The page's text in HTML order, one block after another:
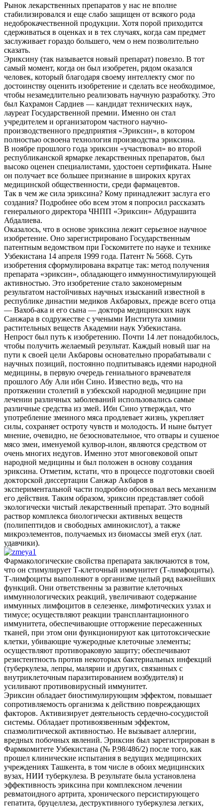
Рынок лекарственных препаратов у нас не вполне
стабилизировался и еще слабо защищен от всякого рода
недоброкачественной продукции. Хотя порой приходится
сдерживаться в оценках и в тех случаях, когда сам предмет
заслуживает гораздо большего, чем о нем позволительно
сказать.
Эриксину (так называется новый препарат) повезло. В тот
самый момент, когда он был изобретен, рядом оказался
человек, который благодаря своему интеллекту смог по
достоинству оценить изобретение и сделать все необходимое,
чтобы незамедлительно реализовать научную разработку. Это
был Кахрамон Сардиев — кандидат технических наук,
лауреат Государственной премии. Именно он стал
учредителем и организатором частного научно-
производственного предприятия «Эриксин», в котором
полностью освоена технология производства эриксина.
В ноябре прошлого года эриксин «участвовал» во второй
республиканской ярмарке лекарственных препаратов, был
высоко оценен специалистами, удостоен сертификата. Ныне
он получает все большее признание в широких кругах
медицинской общественности, среди фармацевтов.
Так в чем же сила эриксина? Кому принадлежит заслуга его
создания? Подробнее обо всем этом я попросил рассказать
генерального директора ЧНПП «Эриксин» Абдурашита
Абдалиева.
Оказалось, что в основе эриксина лежит серьезное научное
изобретение. Оно зарегистрировано Государственным
патентным ведомством при Госкомитете по науке и технике
Узбекистана 14 апреля 1999 года. Патент № 5668. Суть
изобретения сформулирована вкратце так: метод получения
препарата «эриксин», обладающего иммунностимулирующей
активностью. Это изобретение стало закономерным
результатом настойчивых научных изысканий известной в
республике династии медиков Акбаровых, прежде всего отца
— Вахоб-ака и его сына — доктора медицинских наук
Санжара в содружестве с учеными Института химии
растительных веществ Академии наук Узбекистана.
Непрост был путь к изобретению. Почти 14 лет понадобилось,
чтобы получить желаемый результат. Каждый новый шаг на
пути к своей цели Акбаровы основательно прорабатывали с
научных позиций, постоянно подпитываясь идеями народной
медицины, в первую очередь гениального врачевателя
прошлого Абу Али ибн Сино. Известно ведь, что на
протяжении столетий в узбекской народной медицине при
лечении различных заболеваний использовались самые
различные средства из змей. Ибн Сино утверждал, что
употребление змеиного мяса продлевает жизнь, укрепляет
силы, сохраняет остроту чувств и молодость. И ныне бытует
мнение, очевидно, не безосновательное, что отвары и сушеное
мясо змеи, именуемой кулвор-илон, являются средством от
очень многих недугов. Именно этот многовековой опыт
народной медицины и был положен в основу создания
эриксина. Отметим, кстати, что в процессе подготовки своей
докторской диссертации Санжар Акбаров в
экспериментальной части подробно обосновал весь механизм
его действия. Таким образом, эриксин представляет собой
экологически чистый лекарственный препарат. Это водный
раствор комплекса биологически активных веществ
(полипептидов и свободных аминокислот), а также
микроэлементов, получаемых из биомассы змей eryx (лат.
удавчики).
Фармакологические свойства препарата заключаются в том,
что он стимулирует Т-клеточный иммунитет (Т-лимфоциты).
Т-лимфоциты выполняют в организме целый ряд важнейших
функций. Они ответственны за развитие клеточных
иммуннологических реакций, увеличивают содержание
иммунных лимфоцитов в селезенке, лимфотических узлах и
тимусе; осуществляют реакции трансплантационного
иммунитета, обеспечивающие отторжение пересаженных
тканей, при этом они функционируют как цитотоксические
клетки, убивающие чужеродные клеточные элементы;
осуществляют противораковую защиту; обеспечивают
резистентность против некоторых бактериальных инфекций
(туберкулеза, лепры, малярии и других, связанных с
внутриклеточным паразитированием возбудителя) и
усиливают противовирусный иммунитет.
Эриксин обладает биостимулирующим эффектом, повышает
сопротивляемость организма к действию повреждающих
факторов. Активизирует деятельность сердечно-сосудистой
системы. Обладает противоязвенным эффектом,
спазмолитической активностью. Не вызывает аллергии,
вредных побочных явлений. Эриксин был зарегистрирован в
Фармкомитете Узбекистана (№ Р.98/486/2) после того, как
прошел клинические испытания в ведущих медицинских
учреждениях Ташкента, в том числе в обоих медицинских
вузах, НИИ туберкулеза. В результате была установлена
эффективность эриксина при комплексном лечении
ревматоидного артрита, хронического персистирующего
гепатита, бруцеллеза, деструктивного туберкулеза легких,